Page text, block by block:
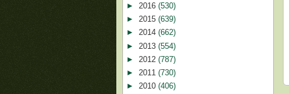
► 2016 (530)
► 2015 (639)
► 2014 (662)
► 2013 (554)
► 2012 (787)
► 2011 (730)
► 2010 (406)